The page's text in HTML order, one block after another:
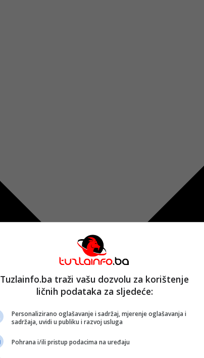
Tuzlainfo.ba traži vašu dozvolu za korištenje
ličnih podataka za sljedeće:
Personalizirano oglašavanje i sadržaj, mjerenje oglašavanja i
sadržaja, uvidi u publiku i razvoj usluga
Pohrana i/ili pristup podacima na uređaju